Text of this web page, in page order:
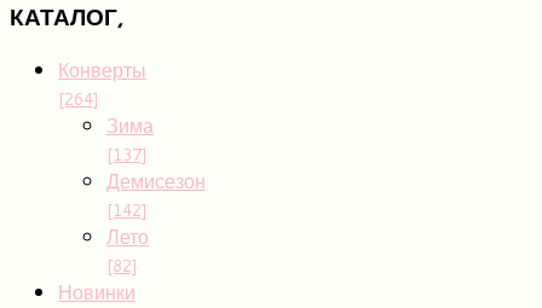
КАТАЛОГ,
Конверты
[264]
Зима
[137]
Демисезон
[142]
Лето
[82]
Новинки